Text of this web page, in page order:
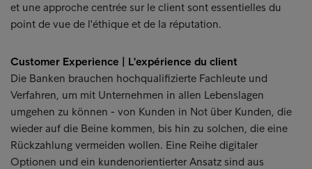
et une approche centrée sur le client sont essentielles du
point de vue de l'éthique et de la réputation.
Customer Experience | L'expérience du client
Die Banken brauchen hochqualifizierte Fachleute und
Verfahren, um mit Unternehmen in allen Lebenslagen
umgehen zu können - von Kunden in Not über Kunden, die
wieder auf die Beine kommen, bis hin zu solchen, die eine
Rückzahlung vermeiden wollen. Eine Reihe digitaler
Optionen und ein kundenorientierter Ansatz sind aus